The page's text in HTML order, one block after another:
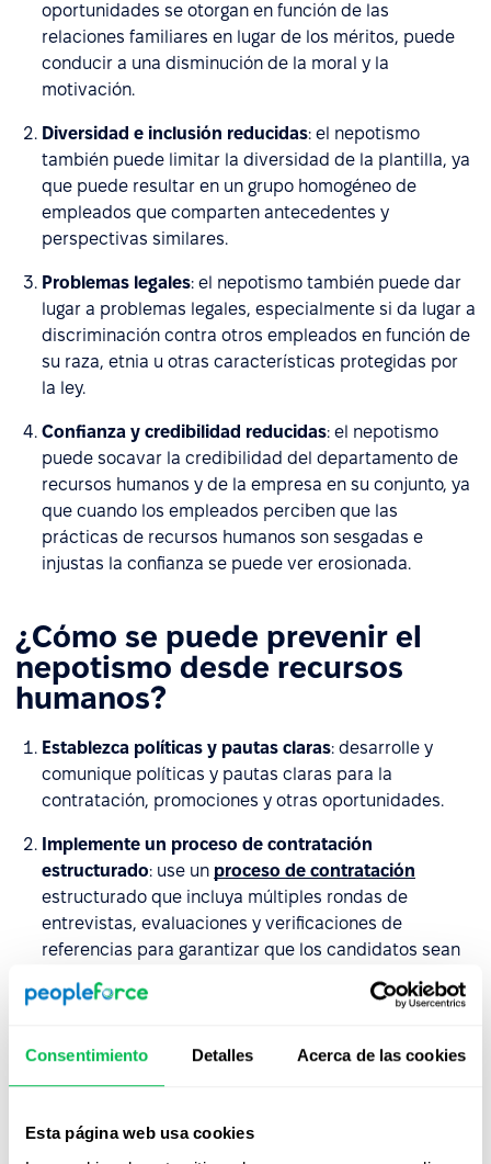
Consentimiento Detalles Acerca de las cookies
Esta página web usa cookies
oportunidades se otorgan en función de las
relaciones familiares en lugar de los méritos, puede
conducir a una disminución de la moral y la
motivación.
Diversidad e inclusión reducidas: el nepotismo
también puede limitar la diversidad de la plantilla, ya
que puede resultar en un grupo homogéneo de
empleados que comparten antecedentes y
perspectivas similares.
Problemas legales: el nepotismo también puede dar
lugar a problemas legales, especialmente si da lugar a
discriminación contra otros empleados en función de
su raza, etnia u otras características protegidas por
la ley.
Confianza y credibilidad reducidas: el nepotismo
puede socavar la credibilidad del departamento de
recursos humanos y de la empresa en su conjunto, ya
que cuando los empleados perciben que las
prácticas de recursos humanos son sesgadas e
injustas la confianza se puede ver erosionada.
¿Cómo se puede prevenir el
nepotismo desde recursos
humanos?
Establezca políticas y pautas claras: desarrolle y
comunique políticas y pautas claras para la
contratación, promociones y otras oportunidades.
Implemente un proceso de contratación
estructurado: use un proceso de contratación
estructurado que incluya múltiples rondas de
entrevistas, evaluaciones y verificaciones de
referencias para garantizar que los candidatos sean
empleados que tienen relaciones personales entre sí,
contratación o promoción.